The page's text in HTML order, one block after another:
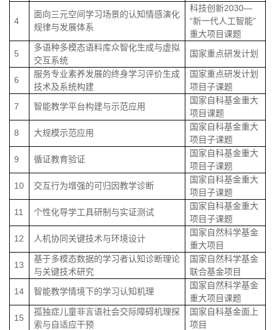
4
面向三元空间学习场景的认知情感演化
规律与发展体系
科技创新2030—
“新一代人工智能”
重大项目课题
5
多语种多模态语料库众智化生成与虚拟
交互系统
国家重点研发计划
6
服务专业素养发展的终身学习评价生成
技术及系统构建
国家重点研发计划
项目子课题
7
智能教学平台构建与示范应用
国家自科基金重大
项目课题
8
大规模示范应用
国家自科基金重大
项目子课题
9
循证教育验证
国家自科基金重大
项目子课题
10
交互行为增强的可归因教学诊断
国家自科基金重大
项目子课题
11
个性化导学工具研制与实证测试
国家自科基金重大
项目子课题
12
人机协同关键技术与环境设计
国家自然科学基金
重大项目
13
基于多模态数据的学习者认知诊断理论
与关键技术研究
国家自然科学基金
联合基金项目
14
智能教学情境下的学习认知机理
国家自然科学基金
重大项目课题
15
孤独症儿童非言语社会交际障碍机理探
索与自适应干预
国家自科基金面上
项目